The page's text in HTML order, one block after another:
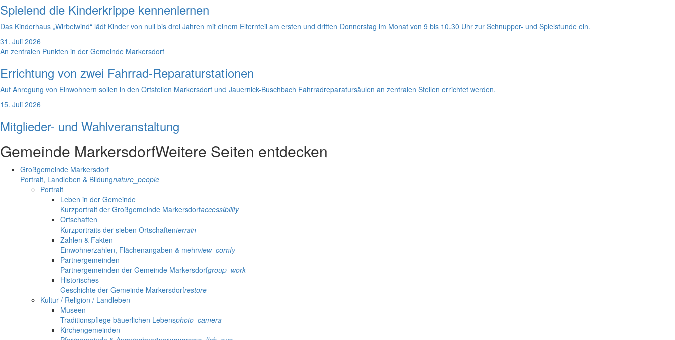
Spielend die Kinderkrippe kennenlernen
Das Kinderhaus „Wirbelwind“ lädt Kinder von null bis drei Jahren mit einem Elternteil am ersten und dritten Donnerstag im Monat von 9 bis 10.30 Uhr zur Schnupper- und Spielstunde ein.
31. Juli 2026
An zentralen Punkten in der Gemeinde Markersdorf
Errichtung von zwei Fahrrad-Reparaturstationen
Auf Anregung von Einwohnern sollen in den Ortsteilen Markersdorf und Jauernick-Buschbach Fahrradreparatursäulen an zentralen Stellen errichtet werden.
15. Juli 2026
Mitglieder- und Wahlveranstaltung
Gemeinde MarkersdorfWeitere Seiten entdecken
Großgemeinde Markersdorf
Portrait, Landleben & Bildungnature_people
Portrait
Leben in der Gemeinde
Kurzportrait der Großgemeinde Markersdorfaccessibility
Ortschaften
Kurzportraits der sieben Ortschaftenterrain
Zahlen & Fakten
Einwohnerzahlen, Flächenangaben & mehrview_comfy
Partnergemeinden
Partnergemeinden der Gemeinde Markersdorfgroup_work
Historisches
Geschichte der Gemeinde Markersdorfrestore
Kultur / Religion / Landleben
Museen
Traditionspflege bäuerlichen Lebensphoto_camera
Kirchengemeinden